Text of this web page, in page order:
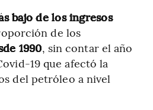
bajo de los ingresos
de los
1990, sin contar el año
19 que afectó la
del petróleo a nivel